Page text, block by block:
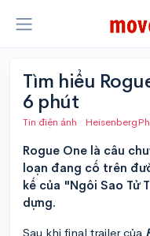
Tìm hiểu
6 phút
Tin điện ảnh ·
Rogue One là câu
loạn đang cố trên
kế của "Ngôi Sao Tử
dựng.
Sau khi final trailer của